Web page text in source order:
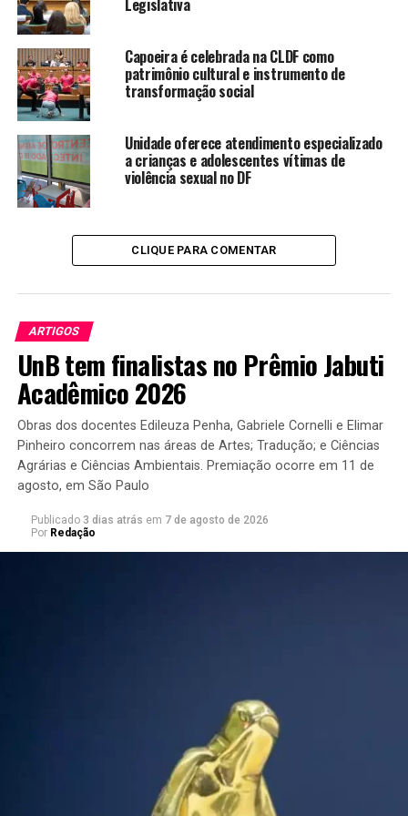
gerações”.
SITUAÇÃO ATUAL DO PROJETO PL 2159/2021
Conhecido como a Lei Geral do Licenciamento
Ambiental, o PL 2159;2021 visa estabelecer um marco
regulatório para o licenciamento ambiental no
Brasil. O projeto busca uniformizar os procedimentos
licenças para empreendimentos de menor
impacto. Atualmente, o PL está em tramitação no
Congresso Nacional, tendo sido aprovado no Senado
JOSÉ CARLOS CARVALHO –
José Carlos Carvalho tem história. O ex-ministro do Meio
2.159/2021, nada melhor do que ouvir as ponderações e a
voz sensata de José Carlos Carvalho, hoje longe da
burocracia governamental, mas muito mais perto da terra
e das discussões. Engenheiro Florestal, sócio-diretor da
‘Seiva Consultoria em Meio Ambiente &
Legislativa
Capoeira é celebrada na CLDF como
patrimônio cultural e instrumento de
transformação social
Unidade oferece atendimento especializado
a crianças e adolescentes vítimas de
violência sexual no DF
CLIQUE PARA COMENTAR
ARTIGOS
UnB tem finalistas no Prêmio Jabuti
Acadêmico 2026
Obras dos docentes Edileuza Penha, Gabriele Cornelli e Elimar
Pinheiro concorrem nas áreas de Artes; Tradução; e Ciências
Agrárias e Ciências Ambientais. Premiação ocorre em 11 de
agosto, em São Paulo
Publicado 3 dias atrás em 7 de agosto de 2026
Por Redação